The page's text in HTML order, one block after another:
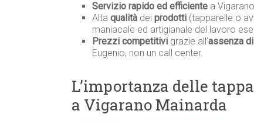
Servizio rapido ed efficiente a
Alta qualità dei prodotti (tapparelle o
maniacale ed artigianale del lavoro
Prezzi competitivi grazie all’assenza
Eugenio, non un call center.
L’importanza delle
a Vigarano Mainarda